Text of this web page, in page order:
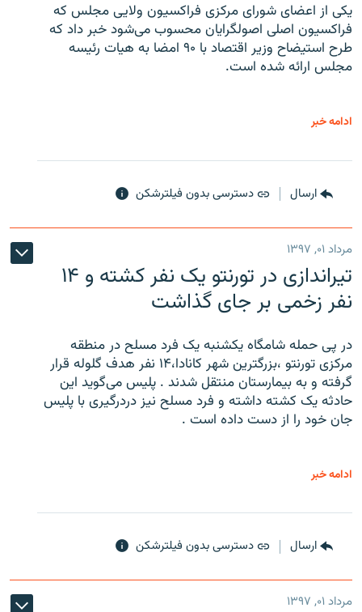
یکی از اعضای شورای مرکزی فراکسیون ولایی مجلس که
فراکسیون اصلی اصولگرایان محسوب می‌شود خبر داد که
طرح استیضاح وزیر اقتصاد با ۹۰ امضا به هیات رئیسه
مجلس ارائه شده است.
ادامه خبر
ارسال دسترسی بدون فیلترشکن
مرداد ۰۱, ۱۳۹۷
تیراندازی در تورنتو یک نفر کشته و ۱۴
نفر زخمی بر جای گذاشت
در پی حمله شامگاه یکشنبه یک فرد مسلح در منطقه
مرکزی تورنتو ،‌بزرگترین شهر کانادا،۱۴ نفر هدف گلوله قرار
گرفته و به بیمارستان منتقل شدند . پلیس می‌گوید این
حادثه یک کشته داشته و فرد مسلح نیز دردرگیری با پلیس
جان خود را از دست داده است .
ادامه خبر
ارسال دسترسی بدون فیلترشکن
مرداد ۰۱, ۱۳۹۷